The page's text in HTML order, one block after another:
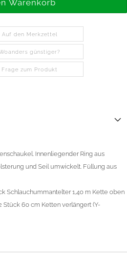
Auf den Merkzettel
günstiger?
Frage zum Produkt
Innenliegender Ring aus
und Seil umwickelt. Füllung aus
Schlauchummantelter 1,40 m Kette oben
60 cm Ketten verlängert (Y-